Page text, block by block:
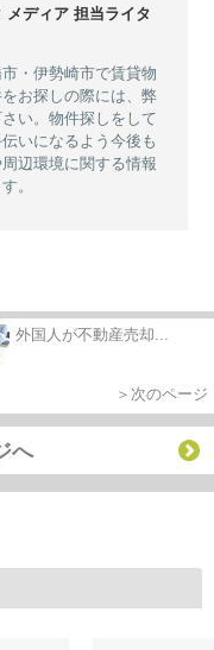
メディア 担当ライタ
・伊勢崎市で賃貸物
お探しの際には、弊
い。物件探しをして
いになるよう今後も
辺環境に関する情報
。
外国人が不動産売却...
＞次のページ
へ